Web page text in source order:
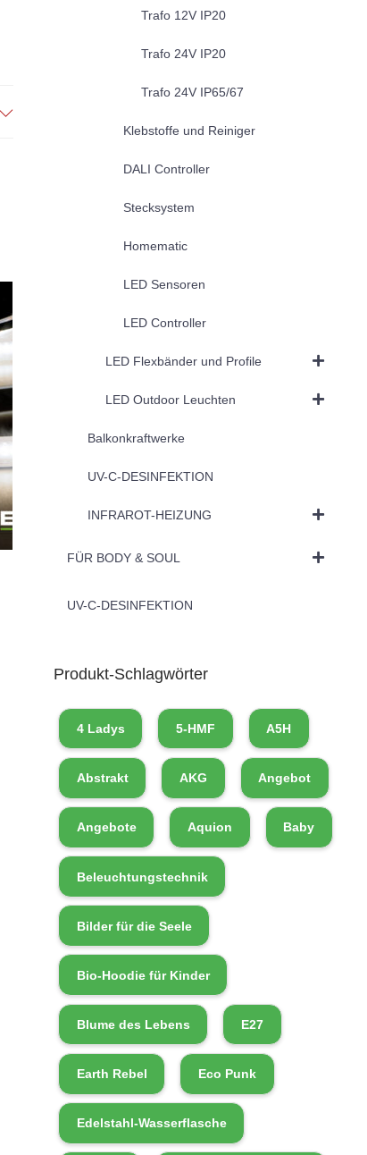
Trafo 12V IP20
Trafo 24V IP20
Trafo 24V IP65/67
Klebstoffe und Reiniger
DALI Controller
Stecksystem
Homematic
LED Sensoren
LED Controller
LED Flexbänder und Profile
LED Outdoor Leuchten
Balkonkraftwerke
UV-C-DESINFEKTION
INFRAROT-HEIZUNG
FÜR BODY & SOUL
UV-C-DESINFEKTION
Produkt-Schlagwörter
4 Ladys 5-HMF A5H
Abstrakt AKG Angebot
Angebote Aquion Baby
Beleuchtungstechnik
Bilder für die Seele
Bio-Hoodie für Kinder
Blume des Lebens E27
Earth Rebel Eco Punk
Edelstahl-Wasserflasche